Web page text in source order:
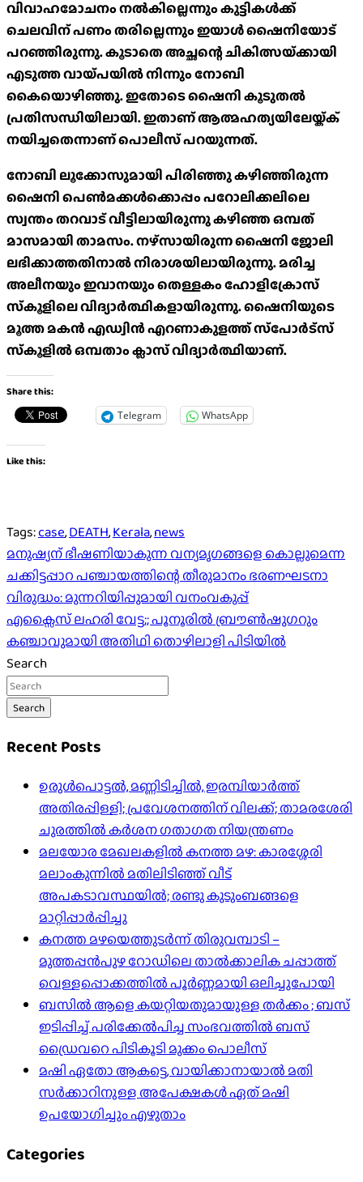
വിവാഹമോചനം നൽകില്ലെന്നും കുട്ടികൾക്ക്
ചെലവിന് പണം തരില്ലെന്നും ഇയാൾ ഷൈനിയോട്
പറഞ്ഞിരുന്നു. കൂടാതെ അച്ഛന്റെ ചികിത്സയ്‌ക്കായി
എടുത്ത വായ്‌പയിൽ നിന്നും നോബി
കൈയൊഴിഞ്ഞു. ഇതോടെ ഷൈനി കൂടുതൽ
പ്രതിസന്ധിയിലായി. ഇതാണ് ആത്മഹത്യയിലേയ്ക്ക്
നയിച്ചതെന്നാണ് പൊലീസ് പറയുന്നത്.
നോബി ലൂക്കോസുമായി പിരിഞ്ഞു കഴിഞ്ഞിരുന്ന
ഷൈനി പെൺമക്കൾക്കൊപ്പം പറോലിക്കലിലെ
സ്വന്തം തറവാട് വീട്ടിലായിരുന്നു കഴിഞ്ഞ ഒമ്പത്
മാസമായി താമസം. നഴ്സായിരുന്ന ഷൈനി ജോലി
ലഭിക്കാത്തതിനാൽ നിരാശയിലായിരുന്നു. മരിച്ച
അലീനയും ഇവാനയും തെള്ളകം ഹോളിക്രോസ്
സ്‌കൂളിലെ വിദ്യാർത്ഥികളായിരുന്നു. ഷൈനിയുടെ
മൂത്ത മകൻ എഡ്വിൻ എറണാകുളത്ത് സ്‌പോർട്സ്
സ്‌കൂളിൽ ഒമ്പതാം ക്ലാസ് വിദ്യാർത്ഥിയാണ്.
Share this:
Telegram WhatsApp
Like this:
Tags:case,DEATH,Kerala,news
Post
navigation
മനുഷ്യന് ഭീഷണിയാകുന്ന വന്യമൃഗങ്ങളെ കൊല്ലുമെന്ന
ചക്കിട്ടപ്പാറ പഞ്ചായത്തിന്റെ തീരുമാനം ഭരണഘടനാ
വിരുദ്ധം: മുന്നറിയിപ്പുമായി വനംവകുപ്പ്
എക്സൈസ് ലഹരി വേട്ട;; പൂനൂരിൽ ബ്രൗൺഷുഗറും
കഞ്ചാവുമായി അതിഥി തൊഴിലാളി പിടിയിൽ
Search
Search
Recent Posts
ഉരുൾപൊട്ടൽ, മണ്ണിടിച്ചിൽ, ഇരമ്പിയാര്‍ത്ത്
അതിരപ്പിള്ളി; പ്രവേശനത്തിന് വിലക്ക്; താമരശേരി
ചുരത്തില്‍ കര്‍ശന ഗതാഗത നിയന്ത്രണം
മലയോര മേഖലകളിൽ കനത്ത മഴ: കാരശ്ശേരി
മലാംകുന്നിൽ മതിലിടിഞ്ഞ് വീട്
അപകടാവസ്ഥയിൽ; രണ്ടു കുടുംബങ്ങളെ
മാറ്റിപ്പാർപ്പിച്ചു
കനത്ത മഴയെത്തുടർന്ന് തിരുവമ്പാടി –
മുത്തപ്പൻപുഴ റോഡിലെ താൽക്കാലിക ചപ്പാത്ത്
വെള്ളപ്പൊക്കത്തിൽ പൂർണ്ണമായി ഒലിച്ചുപോയി
ബസിൽ ആളെ കയറ്റിയതുമായുള്ള തർക്കം ; ബസ്
ഇടിപ്പിച്ച് പരിക്കേൽപിച്ച സംഭവത്തിൽ ബസ്
ഡ്രൈവറെ പിടികൂടി മുക്കം പൊലീസ്
മഷി ഏതോ ആകട്ടെ, വായിക്കാനായാൽ മതി​
സർക്കാറിനുള്ള അപേക്ഷകൾ ഏത് മഷി
ഉപയോഗിച്ചും എഴുതാം
Categories